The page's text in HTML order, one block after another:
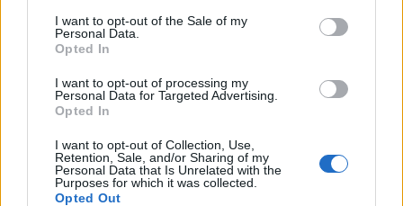
I want to opt-out of the Sale of my
Personal Data.
Opted In
I want to opt-out of processing my
Personal Data for Targeted Advertising.
Opted In
I want to opt-out of Collection, Use,
Retention, Sale, and/or Sharing of my
Personal Data that Is Unrelated with the
Purposes for which it was collected.
Opted Out
Χρηματοδότηση 8 εκατ. ευρώ
σε 843 μέσα ενημέρωσης-
Ξεκίνησε το πενταετές
πρόγραμμα ενίσχυσης του
Καθαρά κέρδη 313 εκατ. ευρώ
Η Chery επενδύει 75 εκατ. δολάρια στην KG Mobility